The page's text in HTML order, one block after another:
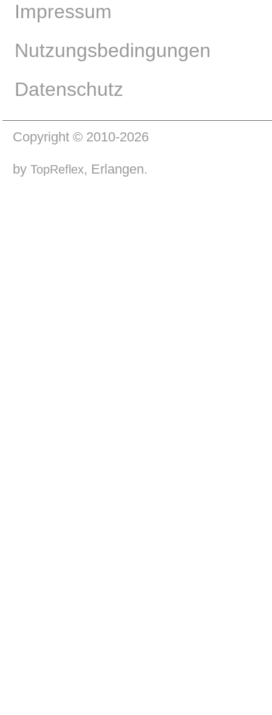
Impressum
Nutzungsbedingungen
Datenschutz
Copyright © 2010-2026
by TopReflex, Erlangen.